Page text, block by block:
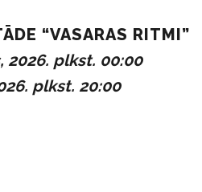
“VASARAS RITMI”
2026. plkst. 00:00
plkst. 20:00